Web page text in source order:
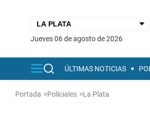
jueves 06 de agosto de 2026
ÚLTIMAS NOTICIAS
Portada >Policiales >La Plata